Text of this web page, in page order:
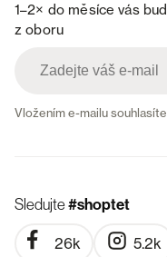
1–2× do měsíce vás
z oboru
Vložením e-mailu
Sledujte#shoptet
26k 5.2k